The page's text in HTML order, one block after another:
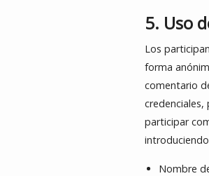
5. Uso
Los
forma
comentario
participar
Nombre